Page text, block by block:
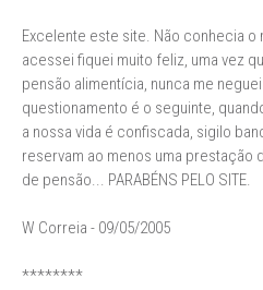
Excelente este site. Não conhecia o
acessei fiquei muito feliz, uma vez
pensão alimentícia, nunca me
questionamento é o seguinte,
a nossa vida é confiscada, sigilo
reservam ao menos uma prestação
de pensão... PARABÉNS PELO SITE.
W Correia - 09/05/2005
********